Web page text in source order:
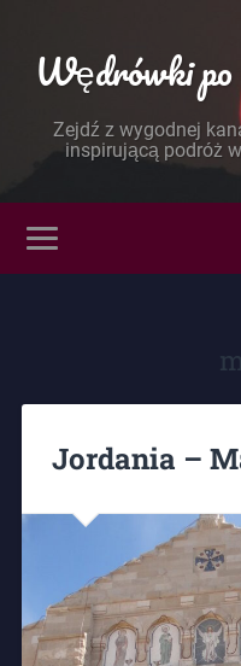
Wędrówki
Zejdź z wygodnej
inspirującą podróż
Jordania –